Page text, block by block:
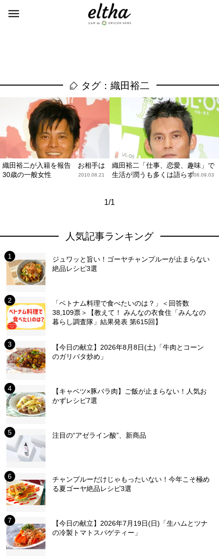
タグ：織田裕二
織田裕二が入籍を報告 お相手は
30歳の一般女性
2010.08.21
織田裕二「仕事、恋愛、趣味」で
生活が潤うも多くは語らず2008.09.03
1/1
人気記事ランキング
ジュワッと旨い！ゴーヤチャンプルーが止まらない
絶品レシピ3選
「ベトナム料理で食べたいのは？」＜回答数
38,109票＞【教えて！ みんなの衣食住「みんなの
暮らし調査隊」結果発表 第615回】
【今日の献立】2026年8月8日(土)「牛肉とコーン
のガリバタ炒め」
【キャベツ×豚バラ肉】ご飯が止まらない！人気お
かずレシピ7選
注目の“アゼライン酸”、新商品
チャンプルーだけじゃもったいない！今年こそ極め
る夏ゴーヤ絶品レシピ3選
【今日の献立】2026年7月19日(日)「生ハムとツナ
の冷製トマトスパゲティー」